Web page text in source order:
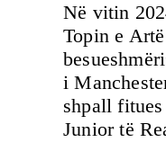
Në vitin
Topin e
i
shpall
Junior të